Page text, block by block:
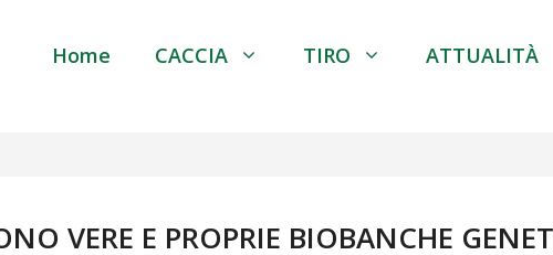
Home
CACCIA TIRO ATTUALITÀ
VERE E PROPRIE BIOBANCHE